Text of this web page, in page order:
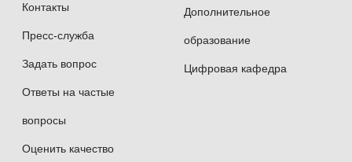
Контакты
Пресс-служба
Задать вопрос
Ответы на частые
вопросы
Оценить качество
Дополнительное
образование
Цифровая кафедра